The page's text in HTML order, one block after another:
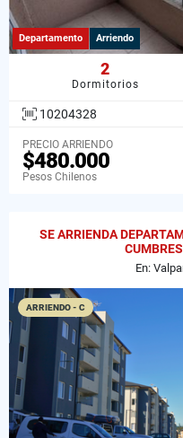
Departamento Arriendo
2
Dormitorios
10204328
PRECIO ARRIENDO
$480.000
Pesos Chilenos
SE ARRIENDA
En:
ARRIENDO - C